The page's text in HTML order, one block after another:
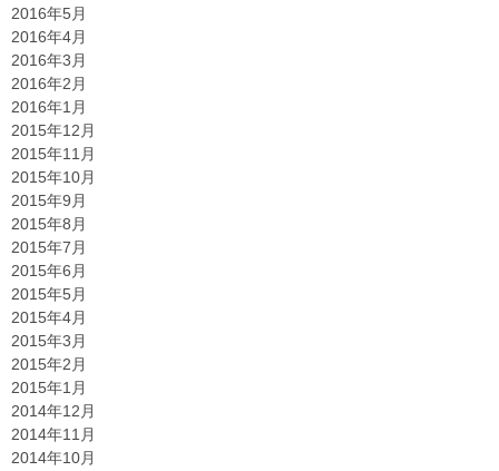
2016年5月
2016年4月
2016年3月
2016年2月
2016年1月
2015年12月
2015年11月
2015年10月
2015年9月
2015年8月
2015年7月
2015年6月
2015年5月
2015年4月
2015年3月
2015年2月
2015年1月
2014年12月
2014年11月
2014年10月